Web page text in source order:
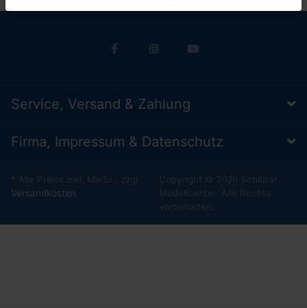
Service, Versand & Zahlung
Firma, Impressum & Datenschutz
* Alle Preise inkl. MwSt., zzgl.
Versandkosten
Copyright © 2026 Schlüter
Modellcenter. Alle Rechte
vorbehalten.